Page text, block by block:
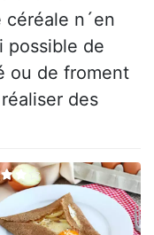
céréale n´en
possible de
ou de froment
des